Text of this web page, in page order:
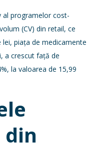
al programelor cost-
(CV) din retail, ce
piața de medicamente
a crescut față de
la valoarea de 15,99